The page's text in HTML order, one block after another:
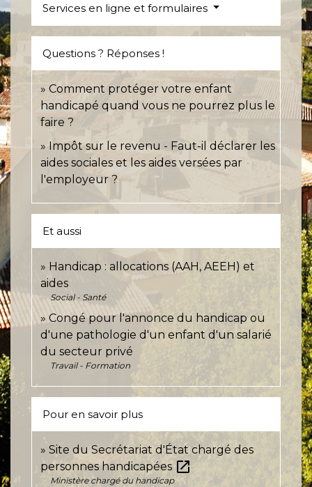
Services en ligne et formulaires
Questions ? Réponses !
Comment protéger votre enfant
handicapé quand vous ne pourrez plus le
faire ?
Impôt sur le revenu - Faut-il déclarer les
aides sociales et les aides versées par
l'employeur ?
Et aussi
Handicap : allocations (AAH, AEEH) et
aides
Social - Santé
Congé pour l'annonce du handicap ou
d'une pathologie d'un enfant d'un salarié
du secteur privé
Travail - Formation
Pour en savoir plus
Site du Secrétariat d'État chargé des
personnes handicapéesopen_in_new
Ministère chargé du handicap